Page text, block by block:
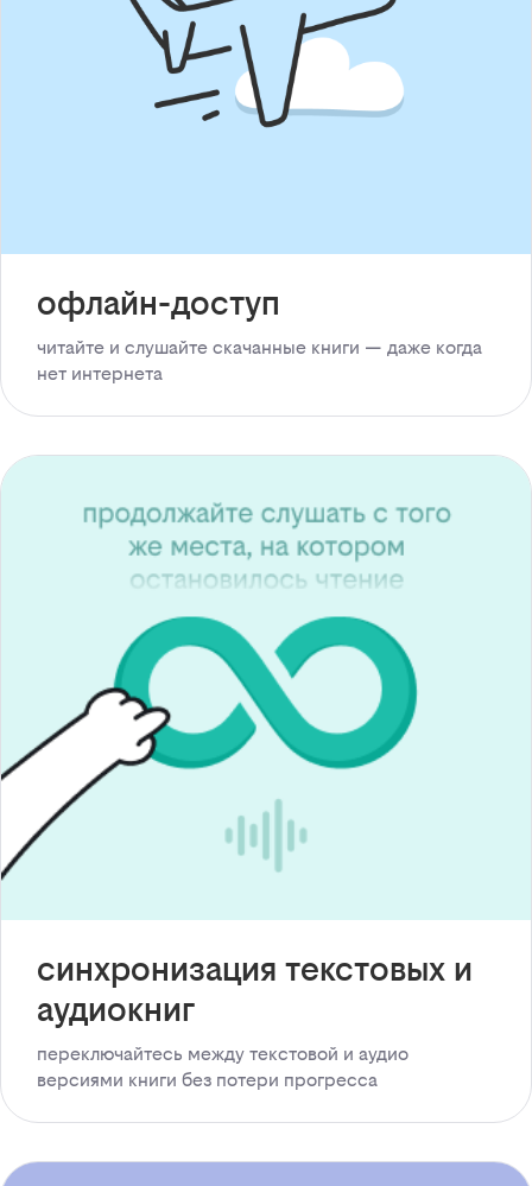
офлайн-доступ
читайте и слушайте скачанные книги — даже когда
нет интернета
синхронизация текстовых и
аудиокниг
переключайтесь между текстовой и аудио
версиями книги без потери прогресса